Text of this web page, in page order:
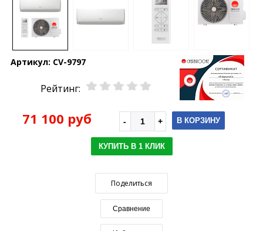
Артикул: CV-9797
Рейтинг:
71 100 руб В КОРЗИНУ
КУПИТЬ В 1 КЛИК
Поделиться
Сравнение